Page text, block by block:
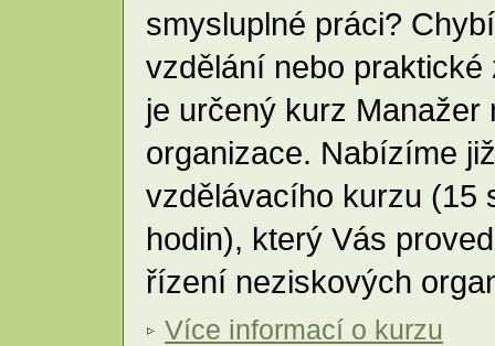
smysluplné práci?
vzdělání nebo
je určený kurz
organizace. Nabízíme
vzdělávacího kurzu (15
hodin), který Vás
řízení neziskových
Více informací o kurzu